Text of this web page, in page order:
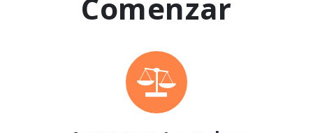
Comenzar